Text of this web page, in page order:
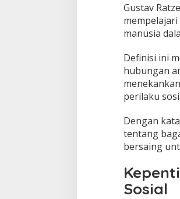
Gustav
manusia
Definisi ini
hubungan
perilaku
Dengan
tentang
bersaing
Sosial